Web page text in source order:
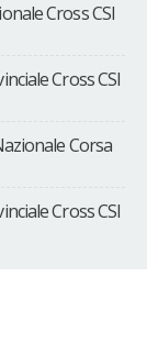
Cross CSI
Cross CSI
Corsa
Cross CSI